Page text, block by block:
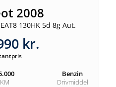
2008
130HK 5d 8g Aut.
kr.
KM
Benzin
Drivmiddel